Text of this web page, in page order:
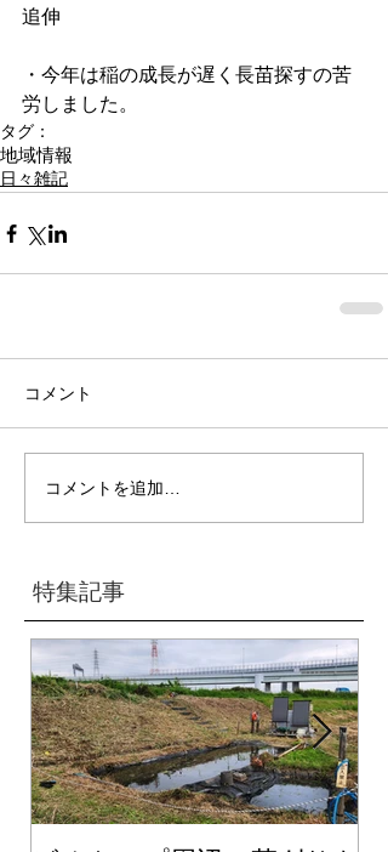
追伸
・今年は稲の成長が遅く長苗探すの苦
労しました。
タグ：
地域情報
日々雑記
コメント
コメントを追加…
特集記事